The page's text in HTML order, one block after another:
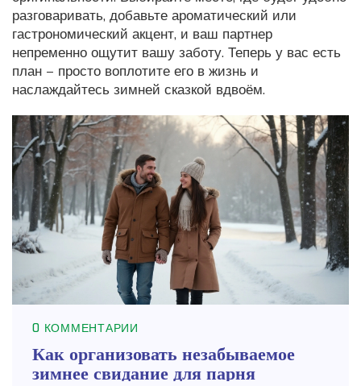
разговаривать, добавьте ароматический или
гастрономический акцент, и ваш партнер
непременно ощутит вашу заботу. Теперь у вас есть
план – просто воплотите его в жизнь и
наслаждайтесь зимней сказкой вдвоём.
0 КОММЕНТАРИИ
Как организовать незабываемое
зимнее свидание для парня